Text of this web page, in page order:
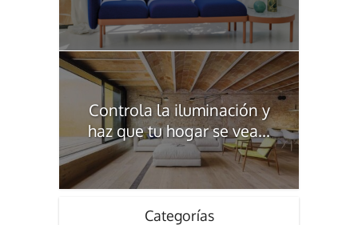
Controla la iluminación y
haz que tu hogar se vea...
Categorías